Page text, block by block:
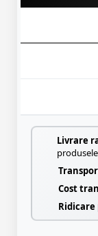
Livrare
Cost
Ridicare